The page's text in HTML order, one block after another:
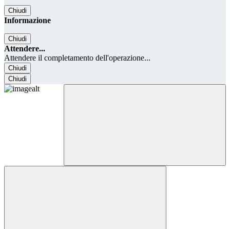
Chiudi
Informazione
Chiudi
Attendere...
Attendere il completamento dell'operazione...
Chiudi
Chiudi